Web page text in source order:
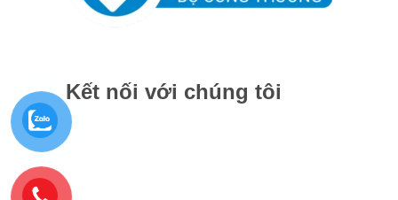
Kết nối với chúng tôi